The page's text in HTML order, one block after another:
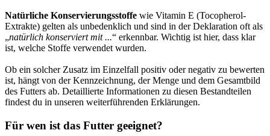
Natürliche Konservierungsstoffe wie Vitamin E (Tocopherol-
Extrakte) gelten als unbedenklich und sind in der Deklaration oft als
„natürlich konserviert mit ...“ erkennbar. Wichtig ist hier, dass klar
ist, welche Stoffe verwendet wurden.
Ob ein solcher Zusatz im Einzelfall positiv oder negativ zu bewerten
ist, hängt von der Kennzeichnung, der Menge und dem Gesamtbild
des Futters ab. Detaillierte Informationen zu diesen Bestandteilen
findest du in unseren weiterführenden Erklärungen.
Für wen ist das Futter geeignet?